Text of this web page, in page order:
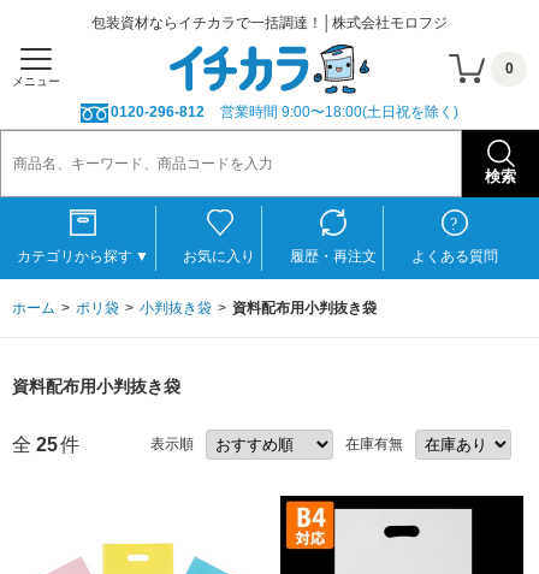
包装資材ならイチカラで一括調達！│株式会社モロフジ
メニュー
0
0120-296-812 営業時間 9:00〜18:00(土日祝を除く)
カテゴリから探す ▼ お気に入り 履歴・再注文 よくある質問
ホーム ポリ袋 小判抜き袋 資料配布用小判抜き袋
資料配布用小判抜き袋
全 25件 表示順 在庫有無